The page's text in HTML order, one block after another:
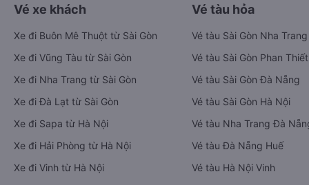
Vé xe khách
Xe đi Buôn Mê Thuột từ Sài Gòn
Xe đi Vũng Tàu từ Sài Gòn
Xe đi Nha Trang từ Sài Gòn
Xe đi Đà Lạt từ Sài Gòn
Xe đi Sapa từ Hà Nội
Xe đi Hải Phòng từ Hà Nội
Xe đi Vinh từ Hà Nội
Vé tàu hỏa
Vé tàu Sài Gòn Nha Trang
Vé tàu Sài Gòn Phan Thiết
Vé tàu Sài Gòn Đà Nẵng
Vé tàu Sài Gòn Hà Nội
Vé tàu Nha Trang Đà
Vé tàu Đà Nẵng Huế
Vé tàu Hà Nội Vinh